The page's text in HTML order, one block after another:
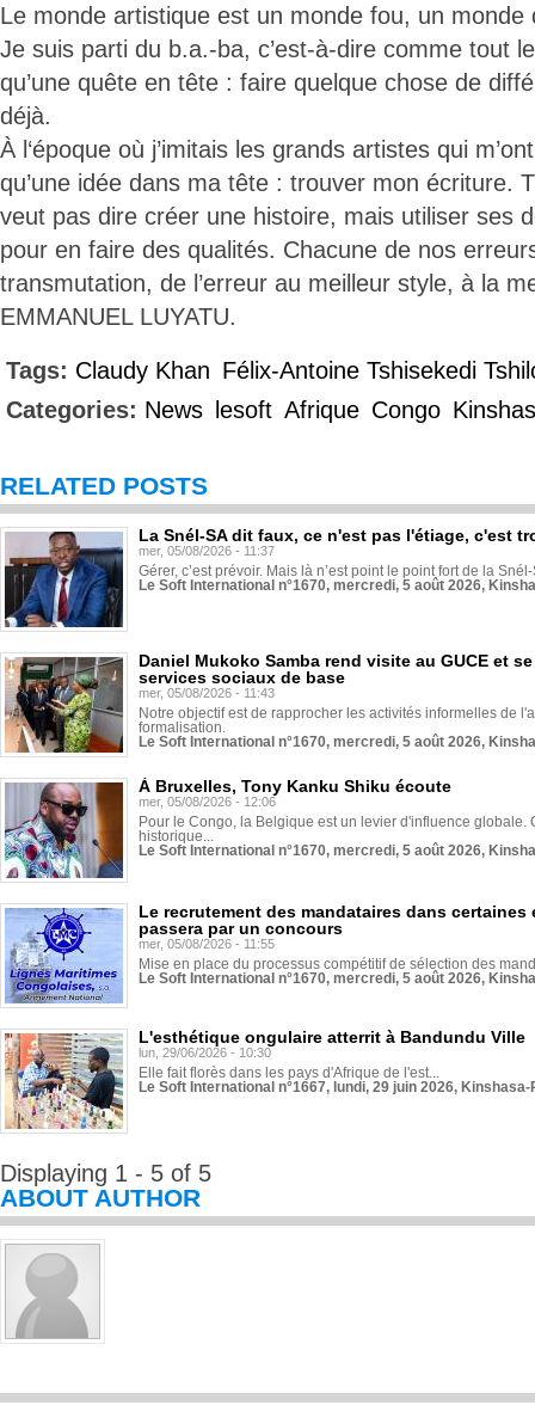
Le monde artistique est un monde fou, un monde
Je suis parti du b.a.-ba, c’est-à-dire comme tout
qu’une quête en tête : faire quelque chose de
déjà.
À l‘époque où j’imitais les grands artistes qui
qu’une idée dans ma tête : trouver mon écriture.
veut pas dire créer une histoire, mais utiliser ses
pour en faire des qualités. Chacune de nos
transmutation, de l’erreur au meilleur style, à la
EMMANUEL LUYATU.
Tags: Claudy Khan Félix-Antoine Tshisekedi
Categories: News lesoft Afrique Congo
RELATED POSTS
La Snél-SA dit faux, ce n'est pas l'étiage, c'est
mer, 05/08/2026 - 11:37
Gérer, c’est prévoir. Mais là n’est point le point fort de la
Le Soft International n°1670, mercredi, 5 août 2026,
Daniel Mukoko Samba rend visite au GUCE et
services sociaux de base
mer, 05/08/2026 - 11:43
Notre objectif est de rapprocher les activités informelles de
formalisation.
Le Soft International n°1670, mercredi, 5 août 2026,
À Bruxelles, Tony Kanku Shiku écoute
mer, 05/08/2026 - 12:06
Pour le Congo, la Belgique est un levier d'influence globale.
historique...
Le Soft International n°1670, mercredi, 5 août 2026,
Le recrutement des mandataires dans
passera par un concours
mer, 05/08/2026 - 11:55
Mise en place du processus compétitif de sélection des
Le Soft International n°1670, mercredi, 5 août 2026,
L'esthétique ongulaire atterrit à Bandundu Ville
lun, 29/06/2026 - 10:30
Elle fait florès dans les pays d'Afrique de l'est...
Le Soft International n°1667, lundi, 29 juin 2026,
Displaying 1 - 5 of 5
ABOUT AUTHOR